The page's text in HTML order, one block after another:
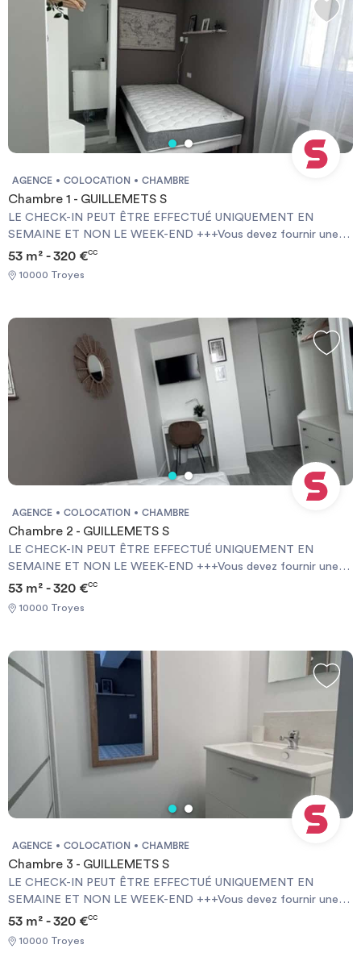
AGENCE COLOCATION CHAMBRE
Chambre 1 - GUILLEMETS S
LE CHECK-IN PEUT ÊTRE EFFECTUÉ UNIQUEMENT EN
SEMAINE ET NON LE WEEK-END +++Vous devez fournir une
Garantie Visale obligatoirement et une assurance habitation+++
[ENG] CHECK-IN CAN ONLY BE DONE ON WEEKDAYS AND
53 m² - 320 €CC
10000 Troyes
AGENCE COLOCATION CHAMBRE
Chambre 2 - GUILLEMETS S
LE CHECK-IN PEUT ÊTRE EFFECTUÉ UNIQUEMENT EN
SEMAINE ET NON LE WEEK-END +++Vous devez fournir une
Garantie Visale obligatoirement et une assurance habitation+++
[ENG] CHECK-IN CAN ONLY BE DONE ON WEEKDAYS AND
NOT AT WEEKENDS +++You must provide a Visale Guarantee
53 m² - 320 €CC
10000 Troyes
AGENCE COLOCATION CHAMBRE
Chambre 3 - GUILLEMETS S
LE CHECK-IN PEUT ÊTRE EFFECTUÉ UNIQUEMENT EN
SEMAINE ET NON LE WEEK-END +++Vous devez fournir une
Garantie Visale obligatoirement et une assurance habitation+++
[ENG] CHECK-IN CAN ONLY BE DONE ON WEEKDAYS AND
NOT AT WEEKENDS +++You must provide a Visale Guarantee
53 m² - 320 €CC
10000 Troyes